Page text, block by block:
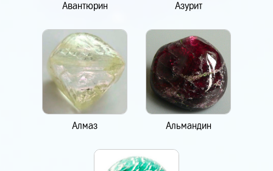
Авантюрин Азурит
Алмаз Альмандин